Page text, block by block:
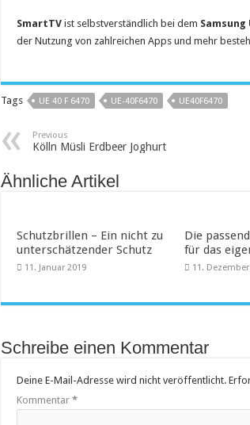
SmartTVist selbstverständlich bei dem Samsung
der Nutzung von zahlreichen Apps und mehr
Tags UE 40 F 6470 UE-40F6470 UE40F6470
Previous
Kölln Müsli Erdbeer Joghurt
Ähnliche Artikel
Schutzbrillen – Ein nicht zu
unterschätzender Schutz
11. Januar 2019
Die
für das
11.
Schreibe einen Kommentar
Deine E-Mail-Adresse wird nicht veröffentlicht.
Kommentar *